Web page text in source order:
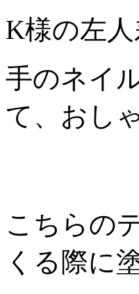
K様の左
手のネイ
て、おし
こちらの
くる際に